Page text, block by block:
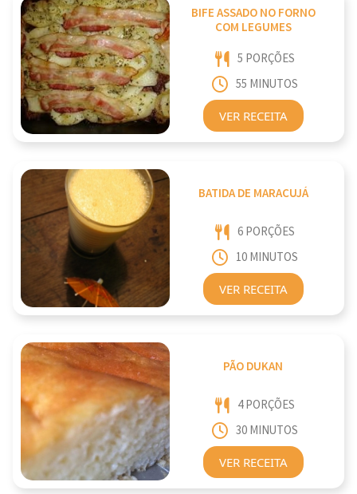
BIFE ASSADO NO FORNO
COM LEGUMES
5 PORÇÕES
55 MINUTOS
VER RECEITA
BATIDA DE MARACUJÁ
6 PORÇÕES
10 MINUTOS
VER RECEITA
PÃO DUKAN
4 PORÇÕES
30 MINUTOS
VER RECEITA